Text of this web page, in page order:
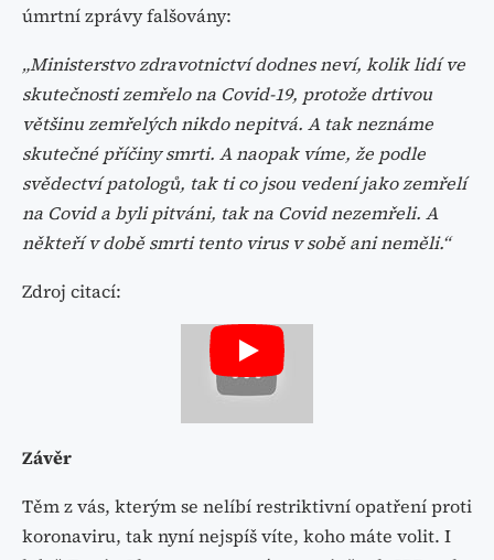
úmrtní zprávy falšovány:
„Ministerstvo zdravotnictví dodnes neví, kolik lidí ve
skutečnosti zemřelo na Covid-19, protože drtivou
většinu zemřelých nikdo nepitvá. A tak neznáme
skutečné příčiny smrti. A naopak víme, že podle
svědectví patologů, tak ti co jsou vedení jako zemřelí
na Covid a byli pitváni, tak na Covid nezemřeli. A
někteří v době smrti tento virus v sobě ani neměli.“
Zdroj citací:
Závěr
Těm z vás, kterým se nelíbí restriktivní opatření proti
koronaviru, tak nyní nejspíš víte, koho máte volit. I